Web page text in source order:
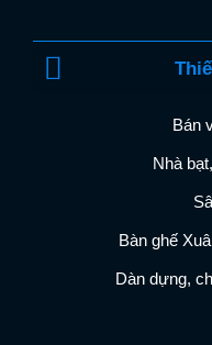
Bán
Nhà
Bàn ghế
Dàn dựng,